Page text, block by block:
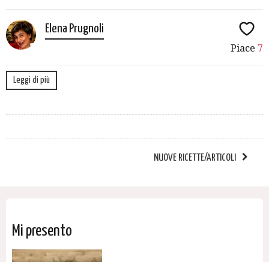
Elena Prugnoli
Piace 7
Leggi di più
NUOVE RICETTE/ARTICOLI
Mi presento